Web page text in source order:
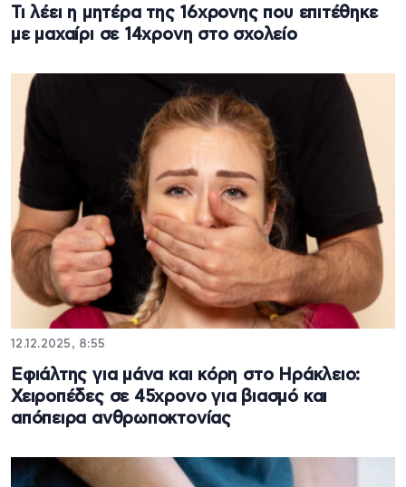
Τι λέει η μητέρα της 16χρονης που επιτέθηκε
με μαχαίρι σε 14χρονη στο σχολείο
12.12.2025, 8:55
Εφιάλτης για μάνα και κόρη στο Ηράκλειο:
Χειροπέδες σε 45χρονο για βιασμό και
απόπειρα ανθρωποκτονίας